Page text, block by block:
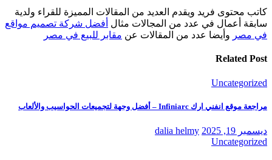
كاتب محتوى فريد ويقدم العديد من المقالات المميزة للقراء ولدية
سابقة أعمال في عدد من المجالات مثال أفضل شركة تصميم مواقع
في مصر وأيضا عدد من المقالات عن مقابر للبيع في مصر
Related Post
Uncategorized
مراجعة موقع انفني ارك Infiniarc – أفضل وجهة لتجميعات الحواسيب والألعاب
ديسمبر 19, 2025
dalia helmy
Uncategorized